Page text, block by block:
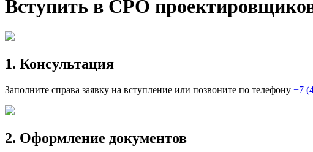
Вступить в СРО
1. Консультация
Заполните справа заявку на вступление или позвоните по телефону +7
2. Оформление документов